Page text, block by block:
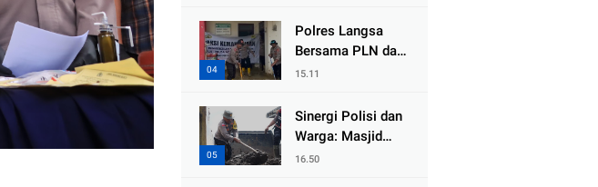
Strategis Polri
Tangkal Hoaks
Polres Langsa
Bersama PLN dan
Warga
Kemanusiaan
Pascabanjir di
15.11
Sinergi Polisi dan
Warga: Masjid
Syuhada, Bener
16.50